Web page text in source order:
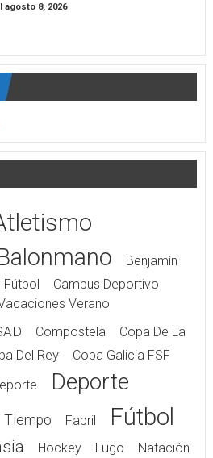
agosto 8, 2026
Benjamín
Campus Deportivo
Verano
Compostela
Copa De La
Del Rey
Copa Galicia FSF
Deporte
Tiempo Fabril Fútbol
Hockey Lugo Natación